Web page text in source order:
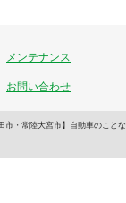
メンテナンス
お問い合わせ
・常陸大宮市】自動車のこと